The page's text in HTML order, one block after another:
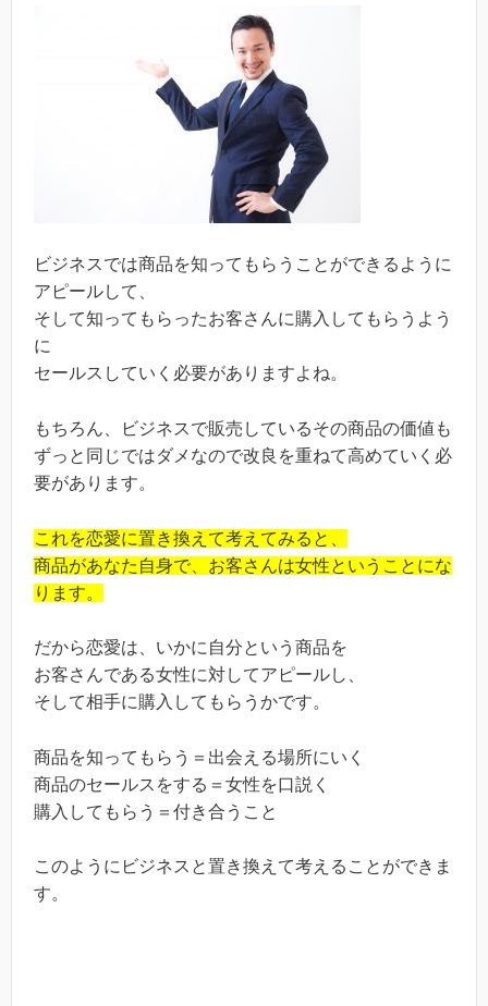
ビジネスでは商品を知ってもらうことができるように
アピールして、
そして知ってもらったお客さんに購入してもらうよう
に
セールスしていく必要がありますよね。
もちろん、ビジネスで販売しているその商品の価値も
ずっと同じではダメなので改良を重ねて高めていく必
要があります。
これを恋愛に置き換えて考えてみると、
商品があなた自身で、お客さんは女性ということにな
ります。
だから恋愛は、いかに自分という商品を
お客さんである女性に対してアピールし、
そして相手に購入してもらうかです。
商品を知ってもらう＝出会える場所にいく
商品のセールスをする＝女性を口説く
購入してもらう＝付き合うこと
このようにビジネスと置き換えて考えることができま
す。